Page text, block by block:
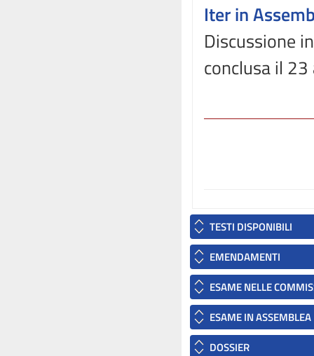
Iter in
Discussione
conclusa il
TESTI DISPONIBILI
EMENDAMENTI
ESAME NELLE
ESAME IN ASSEMBLEA
DOSSIER